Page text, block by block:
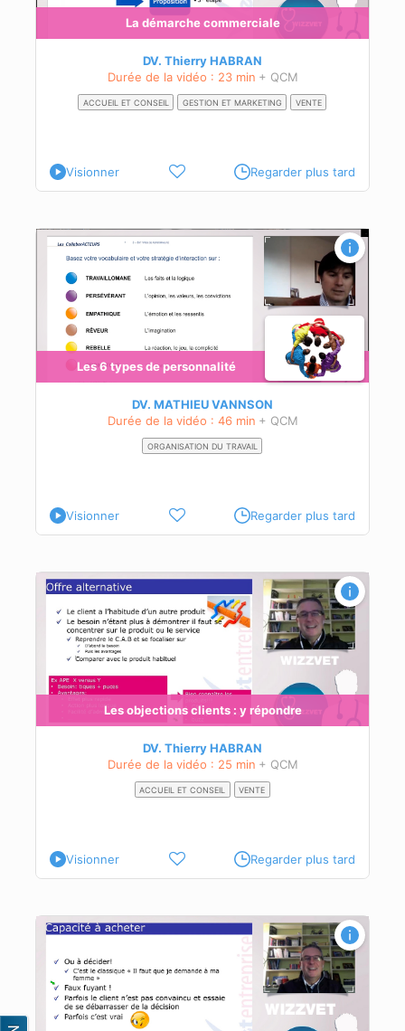
La démarche commerciale
DV. Thierry HABRAN
Durée de la vidéo : 23 min + QCM
ACCUEIL ET CONSEIL GESTION ET MARKETING VENTE
Visionner Regarder plus tard
Les 6 types de personnalité
DV. MATHIEU VANNSON
Durée de la vidéo : 46 min + QCM
ORGANISATION DU TRAVAIL
Visionner Regarder plus tard
Les objections clients : y répondre
DV. Thierry HABRAN
Durée de la vidéo : 25 min + QCM
ACCUEIL ET CONSEIL VENTE
Visionner Regarder plus tard